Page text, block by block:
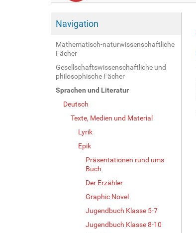
Navigation
Mathematisch-naturwissenschaftliche
Fächer
Gesellschaftswissenschaftliche und
philosophische Fächer
Sprachen und Literatur
Deutsch
Texte, Medien und Material
Lyrik
Epik
Präsentationen rund ums
Buch
Der Erzähler
Graphic Novel
Jugendbuch Klasse 5-7
Jugendbuch Klasse 8-10